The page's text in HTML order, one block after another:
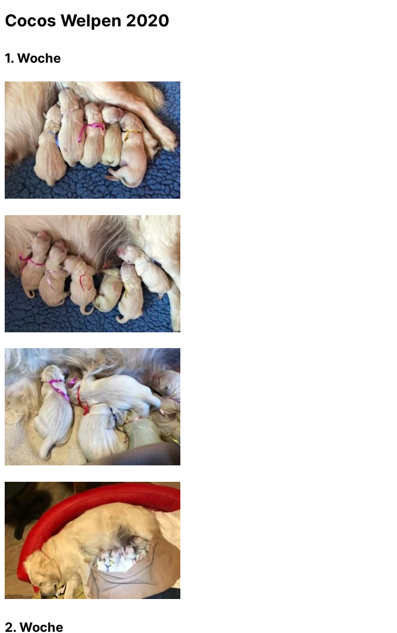
Cocos Welpen 2020
1. Woche
2. Woche